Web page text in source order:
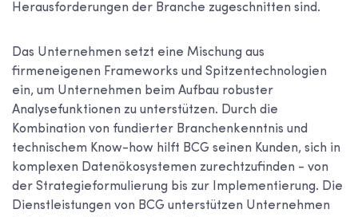
Herausforderungen der Branche zugeschnitten sind.
Das Unternehmen setzt eine Mischung aus
firmeneigenen Frameworks und Spitzentechnologien
ein, um Unternehmen beim Aufbau robuster
Analysefunktionen zu unterstützen. Durch die
Kombination von fundierter Branchenkenntnis und
technischem Know-how hilft BCG seinen Kunden, sich in
komplexen Datenökosystemen zurechtzufinden - von
der Strategieformulierung bis zur Implementierung. Die
Dienstleistungen von BCG unterstützen Unternehmen